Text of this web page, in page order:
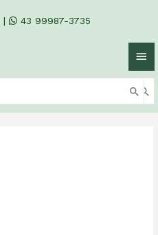
| 43 99987-3735